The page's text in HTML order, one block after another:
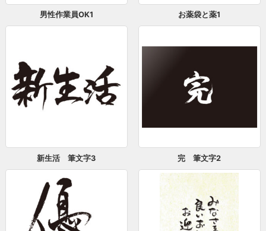
男性作業員OK1 お薬袋と薬1
新生活 筆文字3 完 筆文字2